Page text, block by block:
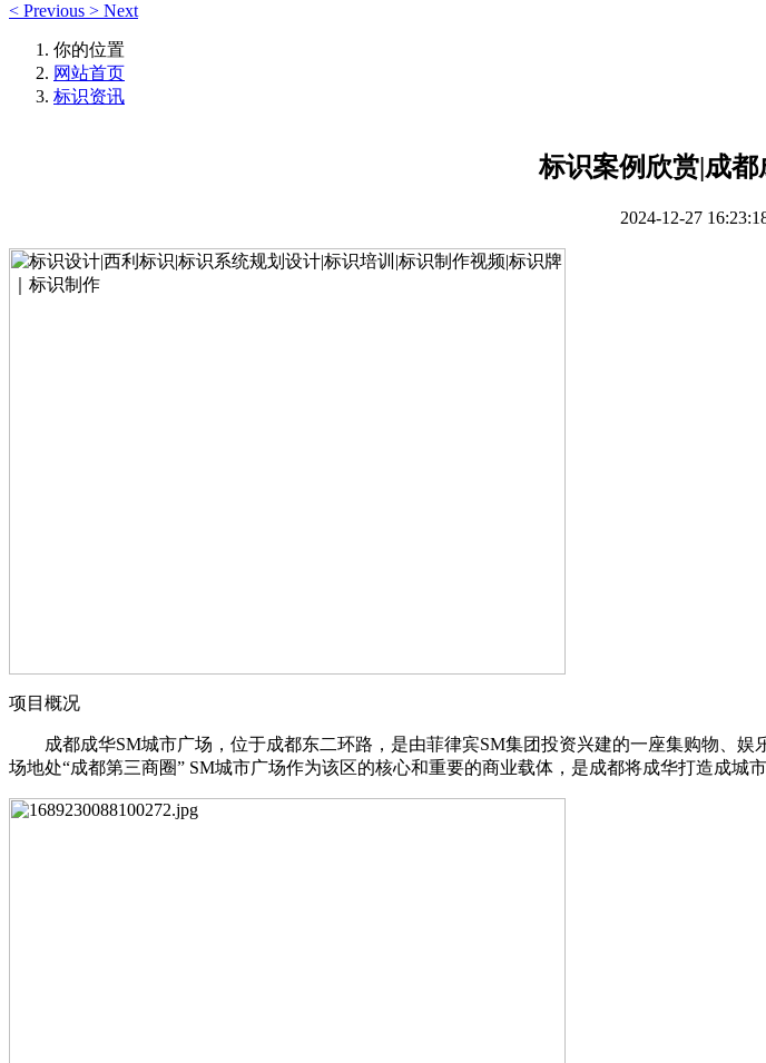
< Previous > Next
你的位置
网站首页
标识资讯
标识案例欣赏|成
2024-12-27
项目概况
成都成华SM城市广场，位于成都东二环路，是由菲律宾SM集团投资兴建的一座集购物、娱
场地处“成都第三商圈” SM城市广场作为该区的核心和重要的商业载体，是成都将成华打造成城